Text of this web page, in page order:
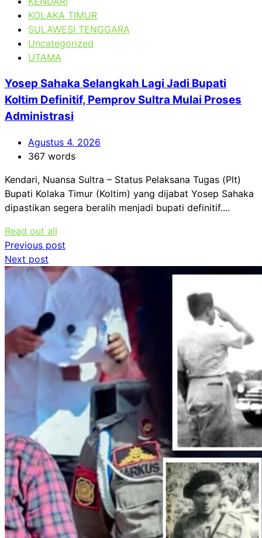
KOLAKA TIMUR
SULAWESI TENGGARA
Uncategorized
UTAMA
Yosep Sahaka Selangkah Lagi Jadi Bupati
Koltim Definitif, Pemprov Sultra Mulai Proses
Administrasi
Agustus 4, 2026
367 words
Kendari, Nuansa Sultra – Status Pelaksana Tugas (Plt)
Bupati Kolaka Timur (Koltim) yang dijabat Yosep Sahaka
dipastikan segera beralih menjadi bupati definitif....
Read out all
Navigasi
pos
Previous post
Next post